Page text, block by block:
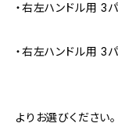
・右左ハンドル用 3
・右左ハンドル用 3
よりお選びください。